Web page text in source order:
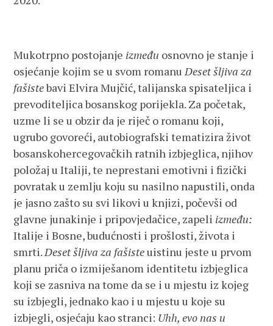
Mukotrpno postojanje između osnovno je stanje i
osjećanje kojim se u svom romanuDeset šljiva za
fašistebavi Elvira Mujčić, talijanska spisateljica i
prevoditeljica bosanskog porijekla. Za početak,
uzme li se u obzir da je riječ o romanu koji,
ugrubo govoreći, autobiografski tematizira život
bosanskohercegovačkih ratnih izbjeglica, njihov
položaj u Italiji, te neprestani emotivni i fizički
povratak u zemlju koju su nasilno napustili, onda
je jasno zašto su svi likovi u knjizi, počevši od
glavne junakinje i pripovjedačice, zapeli između:
Italije i Bosne, budućnosti i prošlosti, života i
smrti.Deset šljiva za fašisteuistinu jeste u prvom
planu priča o izmiješanom identitetu izbjeglica
koji se zasniva na tome da se i u mjestu iz kojeg
su izbjegli, jednako kao i u mjestu u koje su
izbjegli, osjećaju kao stranci: Uhh, evo nas u